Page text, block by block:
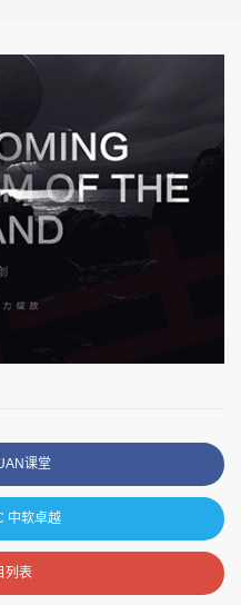
课堂
中软卓越
列表